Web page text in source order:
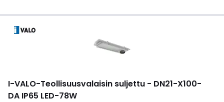
I-VALO-Teollisuusvalaisin suljettu - DN21-X100-
DA IP65 LED-78W